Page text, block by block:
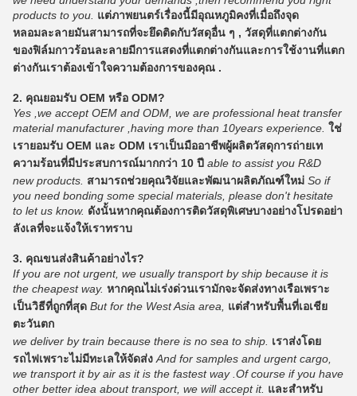
products to you. แต่ภาพยนตร์เรื่องนี้มีอุณหภูมิคงที่เมื่อถึงจุด
หลอมละลายมันสามารถที่จะยึดติดกับวัสดุอื่น ๆ , วัสดุที่แตกต่างกัน
ของฟิล์มกาวร้อนละลายมีการแสดงที่แตกต่างกันและการใช้งานที่แตก
ต่างกันเราต้องเข้าใจความต้องการของคุณ .
2. คุณยอมรับ OEM หรือ ODM?
Yes ,we accept OEM and ODM, we are professional heat transfer
material manufacturer ,having more than 10years experience. ใช่
เรายอมรับ OEM และ ODM เราเป็นมืออาชีพผู้ผลิตวัสดุการถ่ายเท
ความร้อนที่มีประสบการณ์มากกว่า 10 ปี able to assist you R&D
new products. สามารถช่วยคุณวิจัยและพัฒนาผลิตภัณฑ์ใหม่ So if
you need bonding some special materials, please don't hesitate
to let us know. ดังนั้นหากคุณต้องการติดวัสดุพิเศษบางอย่างโปรดอย่า
ลังเลที่จะแจ้งให้เราทราบ
3. คุณขนส่งสินค้าอย่างไร?
If you are not urgent, we usually transport by ship because it is
the cheapest way. หากคุณไม่เร่งด่วนเรามักจะจัดส่งทางเรือเพราะ
เป็นวิธีที่ถูกที่สุด But for the West Asia area,
แต่สำหรับพื้นที่เอเชีย
ตะวันตก
we deliver by train because there is no sea to ship. เราส่งโดย
รถไฟเพราะไม่มีทะเลให้จัดส่ง And for samples and urgent cargo,
we transport it by air as it is the fastest way .Of course if you have
other better idea about transport, we will accept it. และสำหรับ